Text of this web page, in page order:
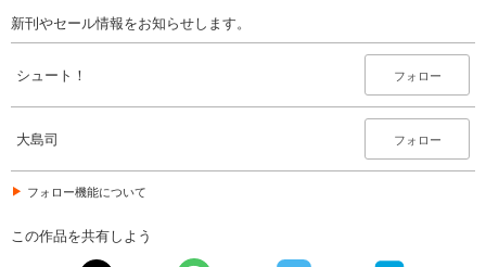
シュート！（２８）
594円 (税込)
カート
試し読み
シュート！（２９）
594 円 (税込)
完結
新刊やセール情報をお知らせします。
シュート！ フォロー
大島司 フォロー
フォロー機能について
この作品を共有しよう